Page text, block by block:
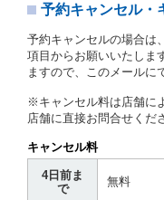
第３章／貸
第７条（貸渡契約
借受人は第２条
貸渡契約を締結
ことができるレ
は運転者が第８
かに該当する場
貸渡契約を締結
１項に定める貸渡
予約キャンセル・
予約キャンセルの場合は
項目からお願いいたしま
ますので、このメールに
※キャンセル料は店舗に
店舗に直接お問合せくだ
キャンセル料
4日前ま
で
無料